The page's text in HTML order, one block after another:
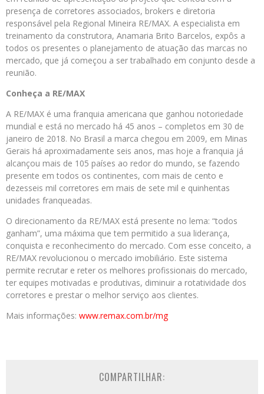
presença de corretores associados, brokers e diretoria
responsável pela Regional Mineira RE/MAX. A especialista em
treinamento da construtora, Anamaria Brito Barcelos, expôs a
todos os presentes o planejamento de atuação das marcas no
mercado, que já começou a ser trabalhado em conjunto desde a
reunião.
Conheça a RE/MAX
A RE/MAX é uma franquia americana que ganhou notoriedade
mundial e está no mercado há 45 anos – completos em 30 de
janeiro de 2018. No Brasil a marca chegou em 2009, em Minas
Gerais há aproximadamente seis anos, mas hoje a franquia já
alcançou mais de 105 países ao redor do mundo, se fazendo
presente em todos os continentes, com mais de cento e
dezesseis mil corretores em mais de sete mil e quinhentas
unidades franqueadas.
O direcionamento da RE/MAX está presente no lema: “todos
ganham”, uma máxima que tem permitido a sua liderança,
conquista e reconhecimento do mercado. Com esse conceito, a
RE/MAX revolucionou o mercado imobiliário. Este sistema
permite recrutar e reter os melhores profissionais do mercado,
ter equipes motivadas e produtivas, diminuir a rotatividade dos
corretores e prestar o melhor serviço aos clientes.
Mais informações: www.remax.com.br/mg
COMPARTILHAR: